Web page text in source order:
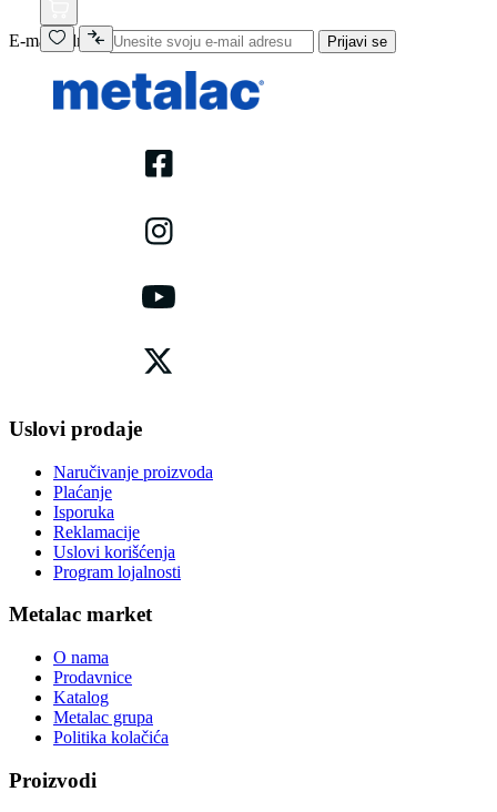
E-mail adresa Prijavi se
Uslovi prodaje
Naručivanje proizvoda
Plaćanje
Isporuka
Reklamacije
Uslovi korišćenja
Program lojalnosti
Metalac market
O nama
Prodavnice
Katalog
Metalac grupa
Politika kolačića
Proizvodi